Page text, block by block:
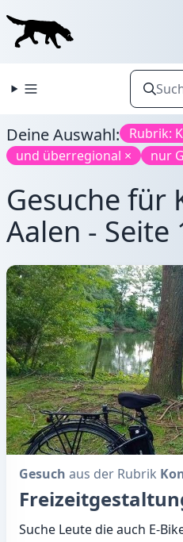
Deine Auswahl: Rubrik:
und überregional ×
nur
Gesuche für
Aalen - Seite
Gesuch aus der Rubrik
Suche Leute die auch E-